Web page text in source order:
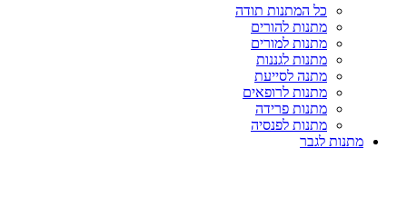
כל המתנות תודה
מתנות להורים
מתנות למורים
מתנות לגננות
מתנה לסייעת
מתנות לרופאים
מתנות פרידה
מתנות לפנסיה
מתנות לגבר